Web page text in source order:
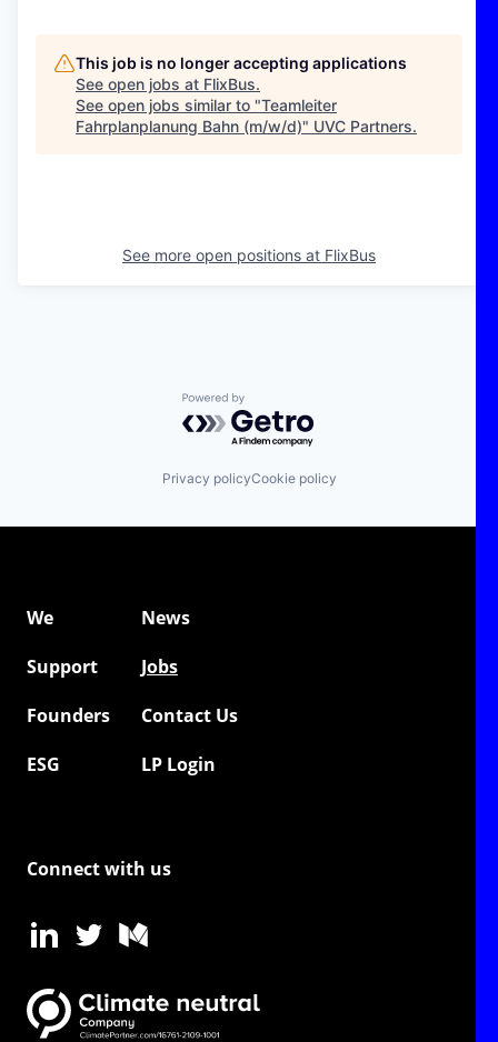
This job is no longer accepting applications
See open jobs at FlixBus.
See open jobs similar to "Teamleiter
Fahrplanplanung Bahn (m/w/d)" UVC Partners.
See more open positions at FlixBus
Powered by Getro.com
Privacy policyCookie policy
We
News
Support
Jobs
Founders
Contact Us
ESG
LP Login
Connect with us